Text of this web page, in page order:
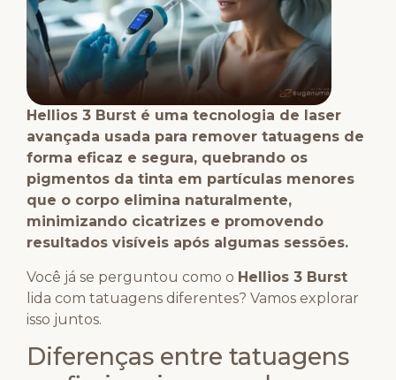
Hellios 3 Burst é uma tecnologia de laser
avançada usada para remover tatuagens de
forma eficaz e segura, quebrando os
pigmentos da tinta em partículas menores
que o corpo elimina naturalmente,
minimizando cicatrizes e promovendo
resultados visíveis após algumas sessões.
Você já se perguntou como o Hellios 3 Burst
lida com tatuagens diferentes? Vamos explorar
isso juntos.
Diferenças entre tatuagens